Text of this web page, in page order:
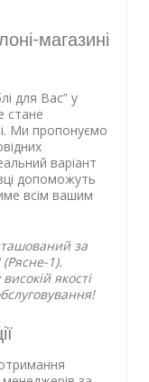
магазині
для Вас” у
стане
Ми пропонуємо
варіант
допоможуть
всім вашим
за
1).
якості